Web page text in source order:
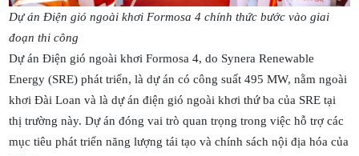
Dự án Điện gió ngoài khơi Formosa 4 chính thức bước vào giai
đoạn thi công
Dự án Điện gió ngoài khơi Formosa 4, do Synera Renewable
Energy (SRE) phát triển, là dự án có công suất 495 MW, nằm ngoài
khơi Đài Loan và là dự án điện gió ngoài khơi thứ ba của SRE tại
thị trường này. Dự án đóng vai trò quan trọng trong việc hỗ trợ các
mục tiêu phát triển năng lượng tái tạo và chính sách nội địa hóa của